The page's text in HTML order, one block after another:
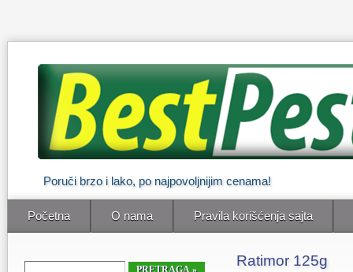
Poruči brzo i lako, po najpovoljnijim cenama!
Početna O nama Pravila korišćenja sajta
Ratimor 125g